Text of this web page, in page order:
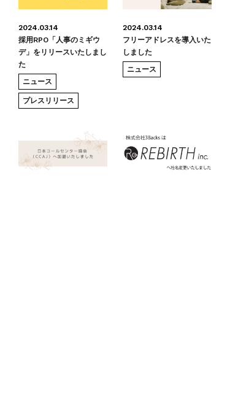
2024.03.14
採用RPO「人事のミギウ
デ」をリリースいたしまし
た
ニュース
プレスリリース
2024.03.14
フリーアドレスを導入いた
しました
ニュース